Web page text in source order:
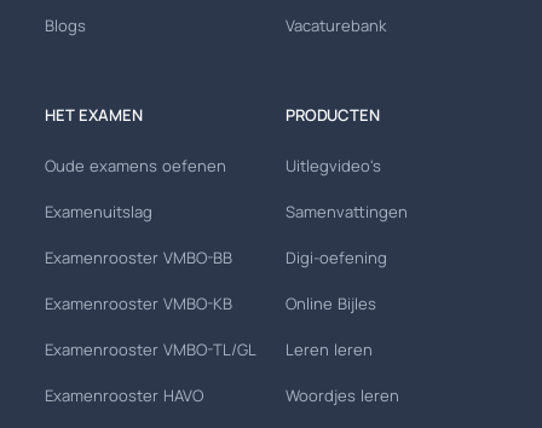
Blogs Vacaturebank
HET EXAMEN
Oude examens oefenen
Examenuitslag
Examenrooster VMBO-BB
Examenrooster VMBO-KB
Examenrooster VMBO-TL/GL
Examenrooster HAVO
PRODUCTEN
Uitlegvideo's
Samenvattingen
Digi-oefening
Online Bijles
Leren leren
Woordjes leren